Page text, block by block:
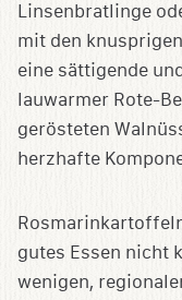
Linsenbratlinge
mit den
eine sättigende
lauwarmer Rote-
gerösteten
herzhafte
gutes Essen nicht
wenigen,